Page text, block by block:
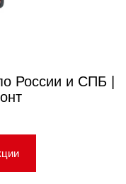
России и СПБ |